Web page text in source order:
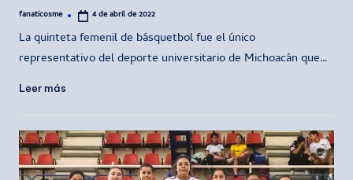
Publicado
fanaticosme 4 de abril de 2022
La quinteta femenil de básquetbol fue el único
representativo del deporte universitario de Michoacán que…
Leer más